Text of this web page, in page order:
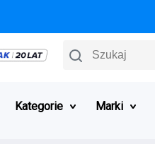
Szukaj
Kategorie Marki